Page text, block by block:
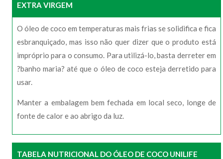
EXTRA VIRGEM
O óleo de coco em temperaturas mais frias se solidifica e fica
esbranquiçado, mas isso não quer dizer que o produto está
impróprio para o consumo. Para utilizá-lo, basta derreter em
?banho maria? até que o óleo de coco esteja derretido para
usar.
Manter a embalagem bem fechada em local seco, longe de
fonte de calor e ao abrigo da luz.
TABELA NUTRICIONAL DO ÓLEO DE COCO UNILIFE